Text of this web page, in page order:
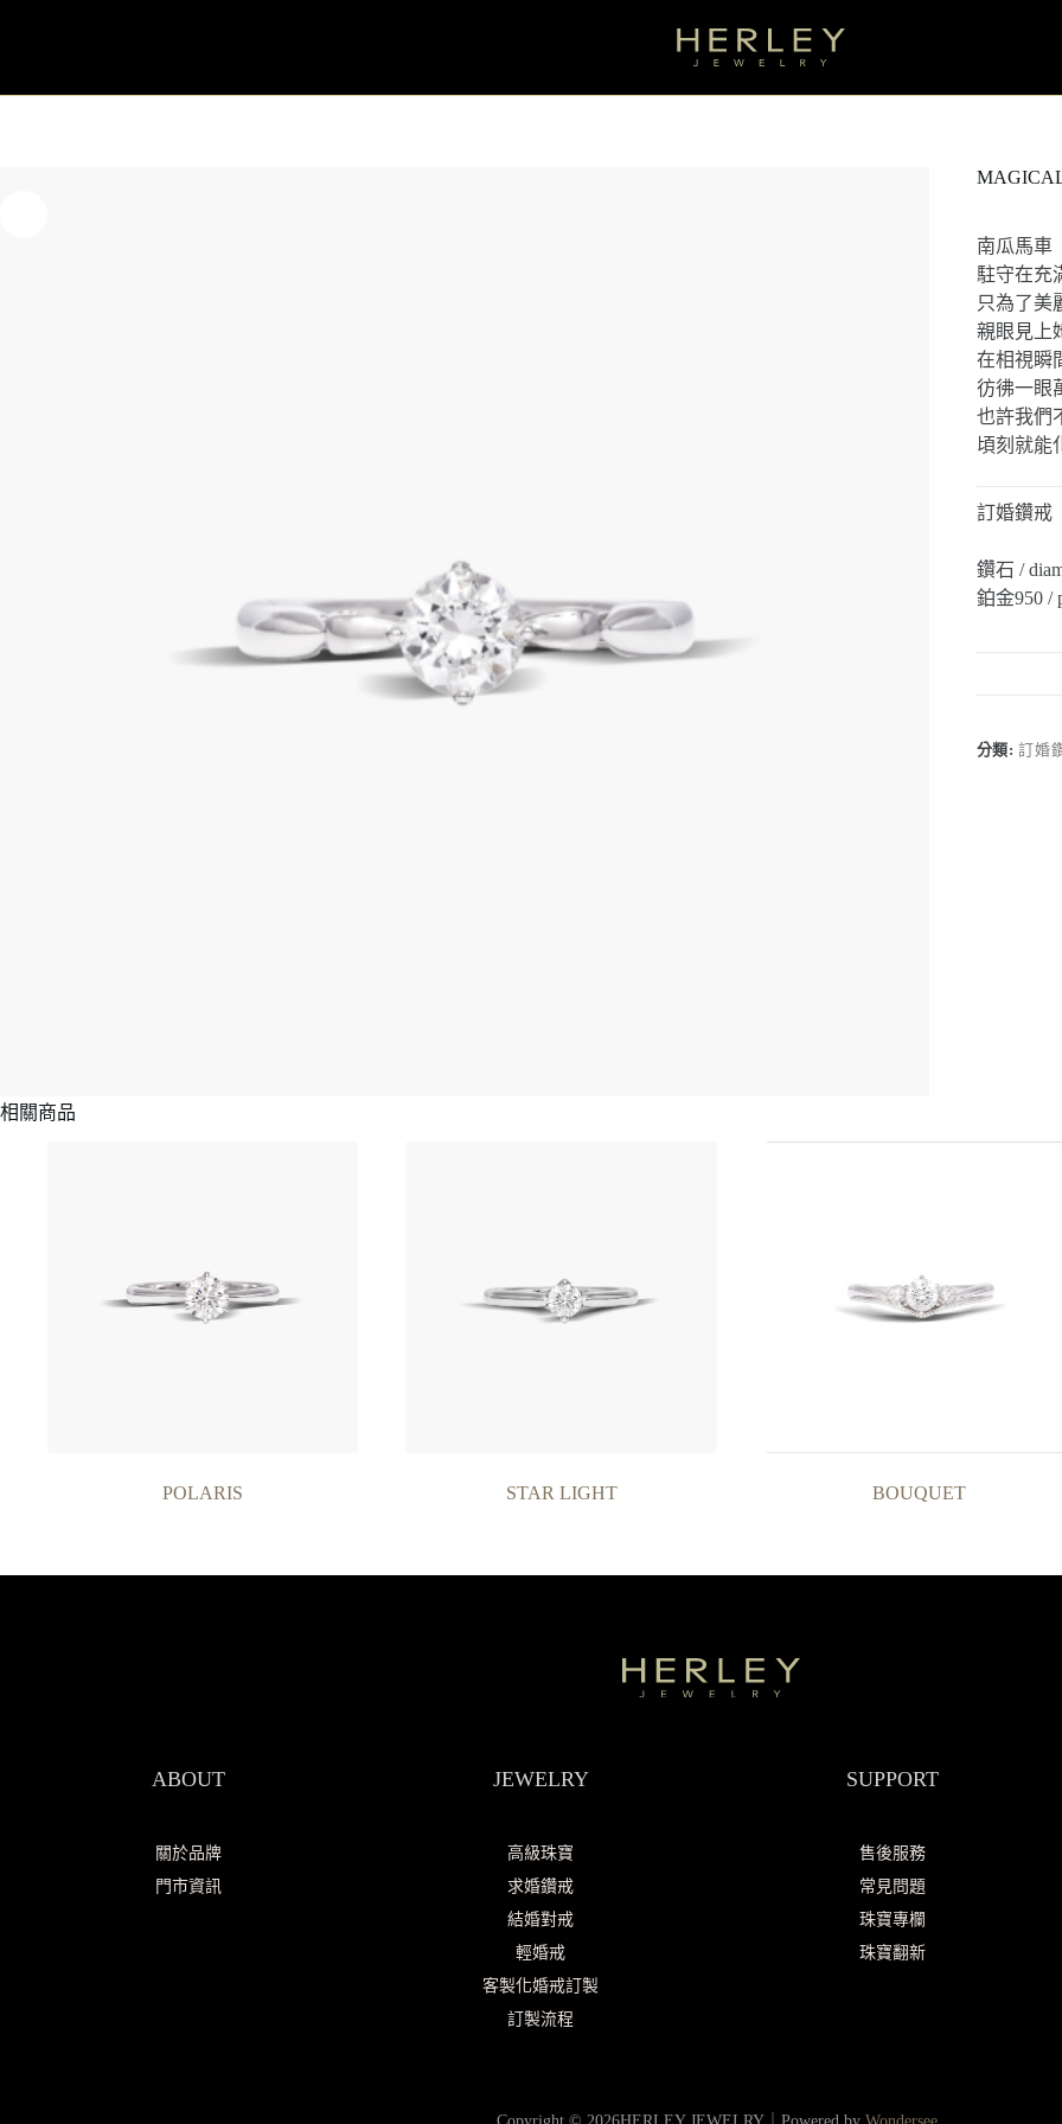
南瓜馬車
駐守在充
只為了美
親眼見上
在相視瞬
彷彿一眼
也許我們
頃刻就能
訂婚鑽戒
鑽石 /
鉑金950 /
分類:訂婚
相關商品
POLARIS STAR LIGHT BOUQUET
ABOUT
關於品牌
門市資訊
JEWELRY
高級珠寶
求婚鑽戒
結婚對戒
輕婚戒
客製化婚戒訂製
訂製流程
SUPPORT
售後服務
常見問題
珠寶專欄
珠寶翻新